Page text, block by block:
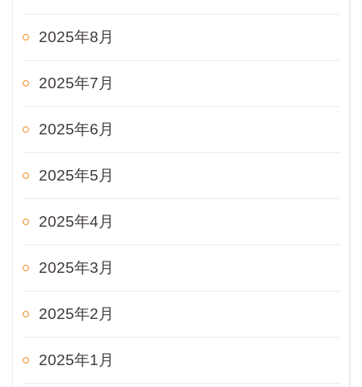
2025年8月
2025年7月
2025年6月
2025年5月
2025年4月
2025年3月
2025年2月
2025年1月